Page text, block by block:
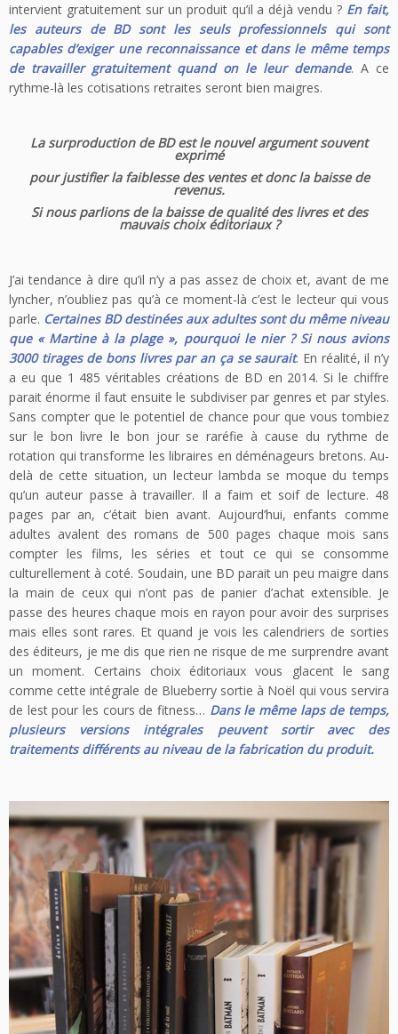
intervient gratuitement sur un produit qu’il a déjà vendu ? En fait,
les auteurs de BD sont les seuls professionnels qui sont
capables d’exiger une reconnaissance et dans le même temps
de travailler gratuitement quand on le leur demande. A ce
rythme-là les cotisations retraites seront bien maigres.
La surproduction de BD est le nouvel argument souvent
exprimé
pour justifier la faiblesse des ventes et donc la baisse de
revenus.
Si nous parlions de la baisse de qualité des livres et des
mauvais choix éditoriaux ?
J’ai tendance à dire qu’il n’y a pas assez de choix et, avant de me
lyncher, n’oubliez pas qu’à ce moment-là c’est le lecteur qui vous
parle. Certaines BD destinées aux adultes sont du même niveau
que « Martine à la plage », pourquoi le nier ? Si nous avions
3000 tirages de bons livres par an ça se saurait. En réalité, il n’y
a eu que 1 485 véritables créations de BD en 2014. Si le chiffre
parait énorme il faut ensuite le subdiviser par genres et par styles.
Sans compter que le potentiel de chance pour que vous tombiez
sur le bon livre le bon jour se raréfie à cause du rythme de
rotation qui transforme les libraires en déménageurs bretons. Au-
delà de cette situation, un lecteur lambda se moque du temps
qu’un auteur passe à travailler. Il a faim et soif de lecture. 48
pages par an, c’était bien avant. Aujourd’hui, enfants comme
adultes avalent des romans de 500 pages chaque mois sans
compter les films, les séries et tout ce qui se consomme
culturellement à coté. Soudain, une BD parait un peu maigre dans
la main de ceux qui n’ont pas de panier d’achat extensible. Je
passe des heures chaque mois en rayon pour avoir des surprises
mais elles sont rares. Et quand je vois les calendriers de sorties
des éditeurs, je me dis que rien ne risque de me surprendre avant
un moment. Certains choix éditoriaux vous glacent le sang
comme cette intégrale de Blueberry sortie à Noël qui vous servira
de lest pour les cours de fitness… Dans le même laps de temps,
plusieurs versions intégrales peuvent sortir avec des
traitements différents au niveau de la fabrication du produit.